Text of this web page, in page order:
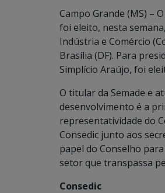
Campo Grande (MS) –
foi eleito, nesta
Indústria e Comércio
Brasília (DF). Para
Simplício Araújo, foi
O titular da Semade e
desenvolvimento é a
representatividade do
Consedic junto aos
papel do Conselho
setor que transpassa
Consedic